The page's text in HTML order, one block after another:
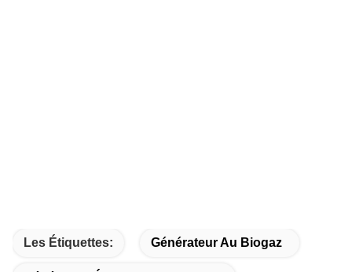
Les Étiquettes: Générateur Au Biogaz